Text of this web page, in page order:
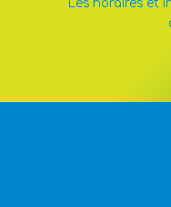
Les horaires et